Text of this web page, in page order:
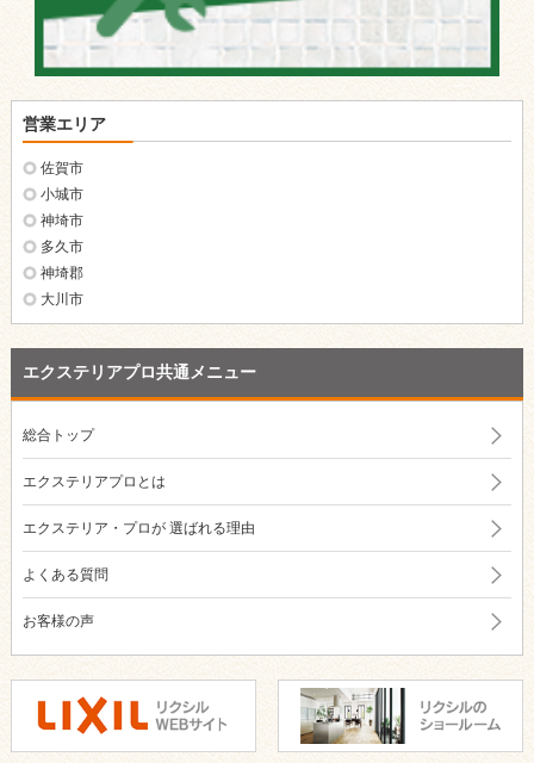
エクステリアプロ共通メニュー
総合トップ
エクステリアプロとは
エクステリア・プロが選ばれる理由
よくある質問
お客様の声
営業エリア
佐賀市
小城市
神埼市
多久市
神埼郡
大川市